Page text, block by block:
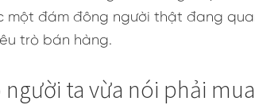
một đám đông người thật đang
trò bán hàng.
người ta vừa nói phải